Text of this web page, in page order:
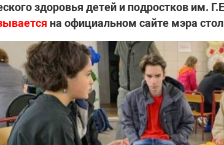
здоровья детей и подростков им.
на официальном сайте мэра